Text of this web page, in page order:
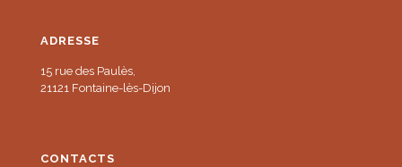
ADRESSE
15 rue des Paulès,
21121 Fontaine-lès-Dijon
CONTACTS